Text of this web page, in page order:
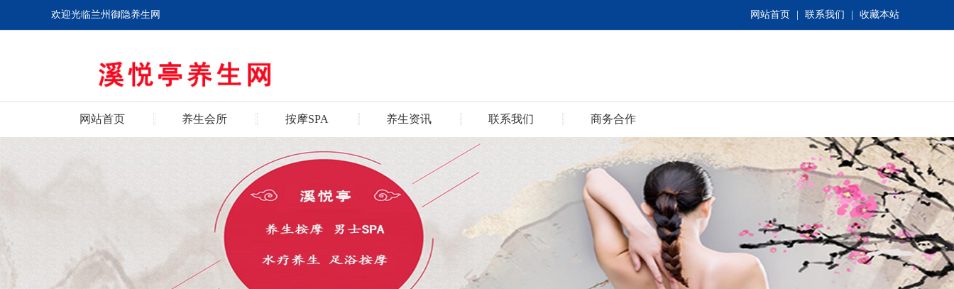
网站首页 联系我们 收藏本站
欢迎光临兰州御隐养生网
网站首页 养生会所 按摩SPA 养生资讯 联系我们 商务合作